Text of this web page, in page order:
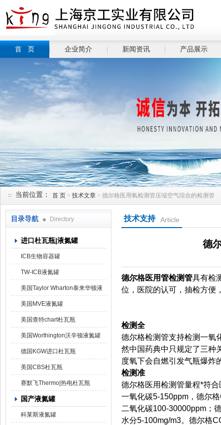
上海京工实业有限公司
首 页 企业简介 新闻资讯 产品展示
当前位置： 首 页 > 技术文章 > 德尔格医用氧检测管压缩空气综合的检测管
目录导航 Directory
进口杜瓦瓶|液氮罐
ICB生物容器罐
TW-ICB液氮罐
美国Taylor Wharton泰来华顿液
氮罐
美国MVE液氮罐
美国查特chart杜瓦瓶
美国Worthington沃辛顿液氮罐
德国KGW进口杜瓦瓶
美国CBS杜瓦瓶
赛默飞Thermo|热电杜瓦瓶
国产液氮罐
科莱斯液氮罐
技术支持 Article
德
德尔格医用管检测管具有检
位，医院的认可，抽检方便
检测全
德尔格检测管支持检测一氧
然中国药典中只规定了三种
度氧下会自燃引发气瓶爆炸
检测准
德尔格医用检测管量程*符
一氧化碳5-150ppm，德尔
二氧化碳100-30000ppm；
水分5-100mg/m3。德尔格